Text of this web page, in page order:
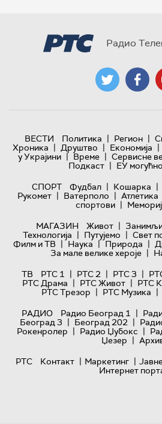
Радио
ВЕСТИ Политика | Регион |
Хроника | Друштво | Економија |
у Украјини | Време | Сервисне
Подкаст | ЕУ
СПОРТ
Фудбал | Кошарка |
Рукомет | Ватерполо | Атлетика
спортови |
МАГАЗИН
Живот |
Технологијa | Путујемо | Свет
Филм и ТВ | Наука | Природа |
За мале велике хероје |
ТВ
РТС 1 | РТС 2 | РТС 3 |
РТС Драма | РТС Живот | РТС
РТС Трезор | РТС Музика |
РАДИО
Радио Београд 1 |
Београд 3 | Београд 202 |
Рокенролер | Радио Џубокс |
Џезер |
РТС
Контакт | Маркетинг |
Интернет